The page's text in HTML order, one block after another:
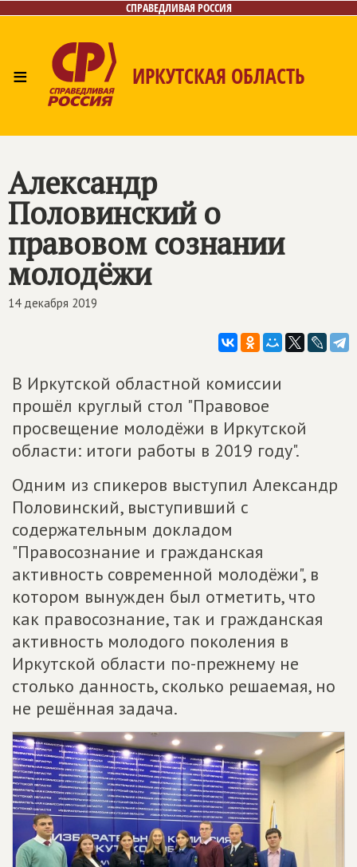
СПРАВЕДЛИВАЯ РОССИЯ
≡ ИРКУТСКАЯ ОБЛАСТЬ
Александр
Половинский о
правовом сознании
молодёжи
14 декабря 2019
В Иркутской областной комиссии
прошёл круглый стол "Правовое
просвещение молодёжи в Иркутской
области: итоги работы в 2019 году".
Одним из спикеров выступил Александр
Половинский, выступивший с
содержательным докладом
"Правосознание и гражданская
активность современной молодёжи", в
котором вынужден был отметить, что
как правосознание, так и гражданская
активность молодого поколения в
Иркутской области по-прежнему не
столько данность, сколько решаемая, но
не решённая задача.